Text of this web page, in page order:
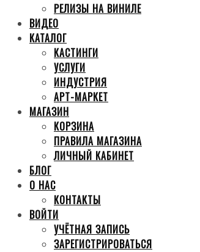
РЕЛИЗЫ НА ВИНИЛЕ
ВИДЕО
КАТАЛОГ
КАСТИНГИ
УСЛУГИ
ИНДУСТРИЯ
АРТ-МАРКЕТ
МАГАЗИН
КОРЗИНА
ПРАВИЛА МАГАЗИНА
ЛИЧНЫЙ КАБИНЕТ
БЛОГ
О НАС
КОНТАКТЫ
ВОЙТИ
УЧЁТНАЯ ЗАПИСЬ
ЗАРЕГИСТРИРОВАТЬСЯ